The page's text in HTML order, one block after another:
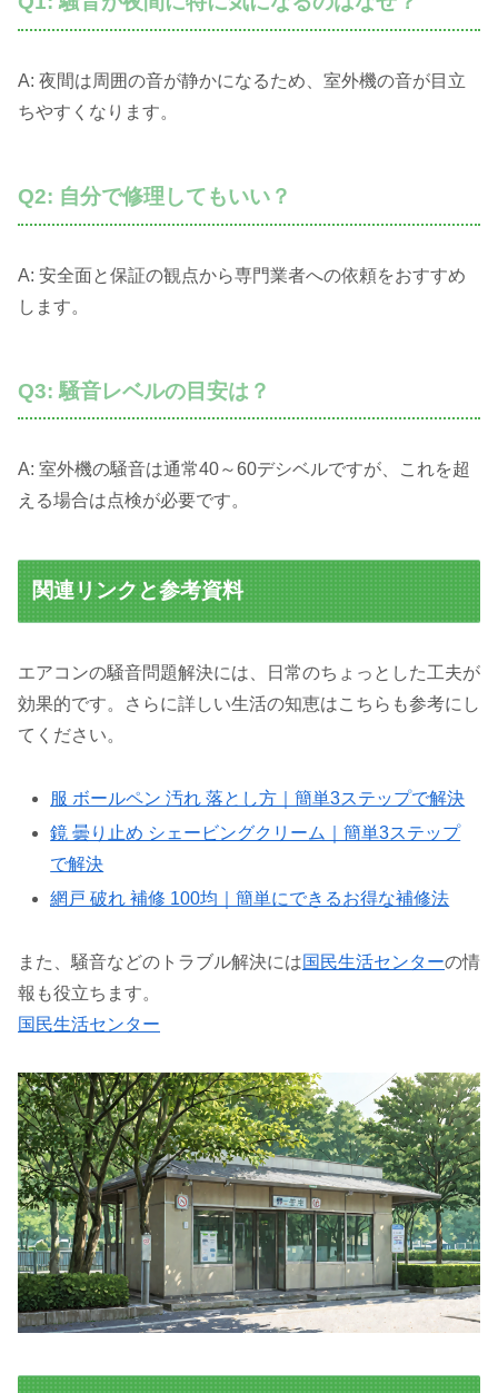
A: 夜間は周囲の音が静かになるため、室外機の音が目立
ちやすくなります。
Q2: 自分で修理してもいい？
A: 安全面と保証の観点から専門業者への依頼をおすすめ
します。
Q3: 騒音レベルの目安は？
A: 室外機の騒音は通常40～60デシベルですが、これを超
える場合は点検が必要です。
関連リンクと参考資料
エアコンの騒音問題解決には、日常のちょっとした工夫が
効果的です。さらに詳しい生活の知恵はこちらも参考にし
てください。
服 ボールペン 汚れ 落とし方｜簡単3ステップで解決
鏡 曇り止め シェービングクリーム｜簡単3ステップ
で解決
網戸 破れ 補修 100均｜簡単にできるお得な補修法
また、騒音などのトラブル解決には国民生活センターの情
報も役立ちます。
国民生活センター